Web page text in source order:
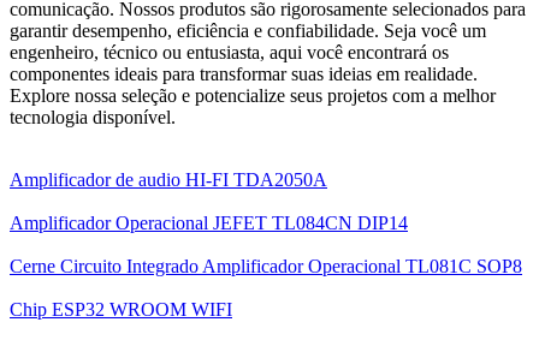
comunicação. Nossos produtos são rigorosamente selecionados para
garantir desempenho, eficiência e confiabilidade. Seja você um
engenheiro, técnico ou entusiasta, aqui você encontrará os
componentes ideais para transformar suas ideias em realidade.
Explore nossa seleção e potencialize seus projetos com a melhor
tecnologia disponível.
Amplificador de audio HI-FI TDA2050A
Amplificador Operacional JEFET TL084CN DIP14
Cerne Circuito Integrado Amplificador Operacional TL081C SOP8
Chip ESP32 WROOM WIFI